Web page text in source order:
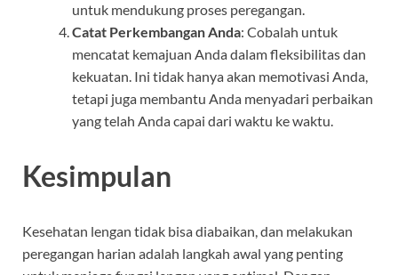
untuk mendukung proses peregangan.
Catat Perkembangan Anda: Cobalah untuk
mencatat kemajuan Anda dalam fleksibilitas dan
kekuatan. Ini tidak hanya akan memotivasi Anda,
tetapi juga membantu Anda menyadari perbaikan
yang telah Anda capai dari waktu ke waktu.
Kesimpulan
Kesehatan lengan tidak bisa diabaikan, dan melakukan
peregangan harian adalah langkah awal yang penting